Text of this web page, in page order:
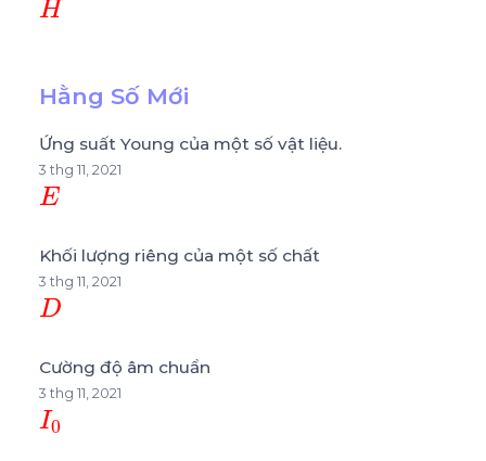
Hằng Số Mới
Ứng suất Young của một số vật liệu.
3 thg 11, 2021
E
Khối lượng riêng của một số chất
3 thg 11, 2021
D
Cường độ âm chuẩn
3 thg 11, 2021
I0